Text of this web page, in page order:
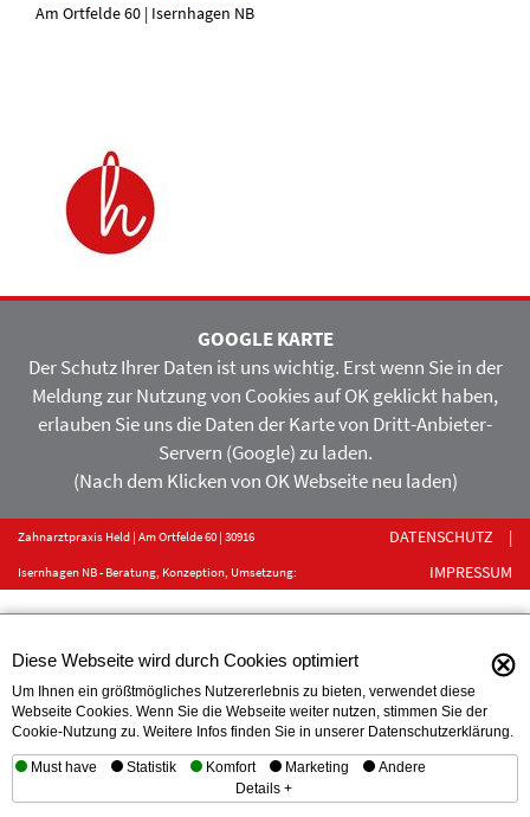
Am Ortfelde 60 | Isernhagen NB
GOOGLE KARTE
Der Schutz Ihrer Daten ist uns wichtig. Erst wenn Sie in der
Meldung zur Nutzung von Cookies auf OK geklickt haben,
erlauben Sie uns die Daten der Karte von Dritt-Anbieter-
Servern (Google) zu laden.
(Nach dem Klicken von OK Webseite neu laden)
Zahnarztpraxis Held | Am Ortfelde 60 | 30916
Isernhagen NB - Beratung, Konzeption, Umsetzung:
SOL.Service Online, Hameln
DATENSCHUTZ
|
IMPRESSUM
Diese Webseite wird durch Cookies optimiert ⊗
Um Ihnen ein größtmögliches Nutzererlebnis zu bieten, verwendet diese
Webseite Cookies. Wenn Sie die Webseite weiter nutzen, stimmen Sie der
Cookie-Nutzung zu. Weitere Infos finden Sie in unserer Datenschutzerklärung.
Must have Statistik Komfort Marketing
Andere
Details +